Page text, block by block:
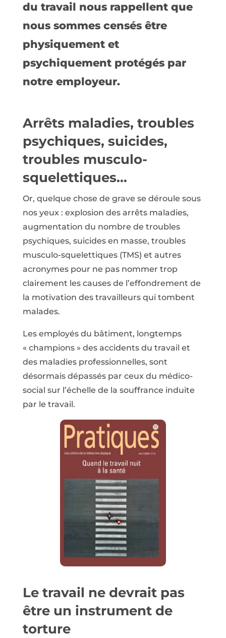
du travail nous rappellent que
nous sommes censés être
physiquement et
psychiquement protégés par
notre employeur.
Arrêts maladies, troubles
psychiques, suicides,
troubles musculo-
squelettiques…
Or, quelque chose de grave se déroule sous
nos yeux : explosion des arrêts maladies,
augmentation du nombre de troubles
psychiques, suicides en masse, troubles
musculo-squelettiques (TMS) et autres
acronymes pour ne pas nommer trop
clairement les causes de l’effondrement de
la motivation des travailleurs qui tombent
malades.
Les employés du bâtiment, longtemps
« champions » des accidents du travail et
des maladies professionnelles, sont
désormais dépassés par ceux du médico-
social sur l’échelle de la souffrance induite
par le travail.
Le travail ne devrait pas
être un instrument de
torture